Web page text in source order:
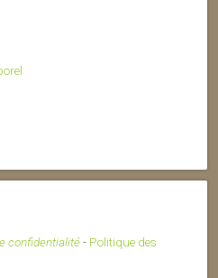
confidentialité- Politique des